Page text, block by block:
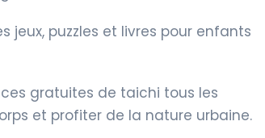
jeux, puzzles et livres pour enfants
gratuites de taichi tous les
et profiter de la nature urbaine.